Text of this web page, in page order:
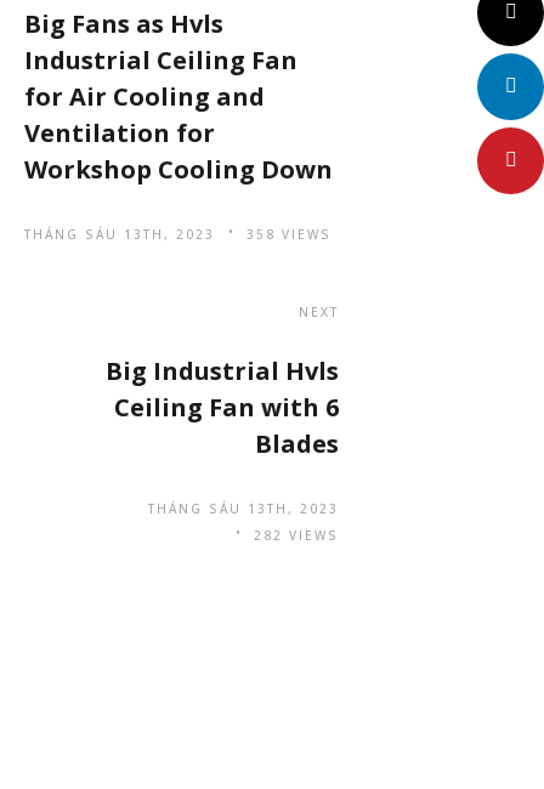
Big Fans as Hvls
Industrial Ceiling Fan
for Air Cooling and
Ventilation for
Workshop Cooling Down
THÁNG SÁU 13TH, 2023 358 VIEWS
NEXT
Big Industrial Hvls
Ceiling Fan with 6
Blades
THÁNG SÁU 13TH, 2023
282 VIEWS
Twitter
LinkedIn